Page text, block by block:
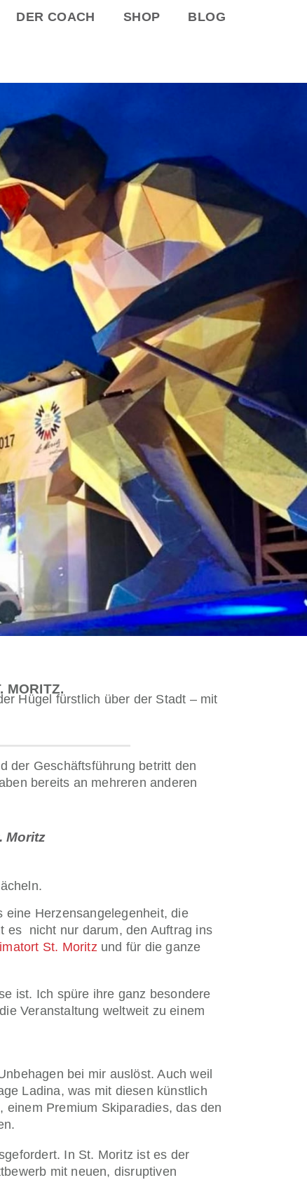
DER COACH SHOP BLOG
MORITZ.
Hügel fürstlich über der Stadt – mit
der Geschäftsführung betritt den
bereits an mehreren anderen
Moritz
Herzensangelegenheit, die
es nicht nur darum, den Auftrag ins
St. Moritz und für die ganze
ist. Ich spüre ihre ganz besondere
Veranstaltung weltweit zu einem
bei mir auslöst. Auch weil
Ladina, was mit diesen künstlich
Premium Skiparadies, das den
In St. Moritz ist es der
mit neuen, disruptiven